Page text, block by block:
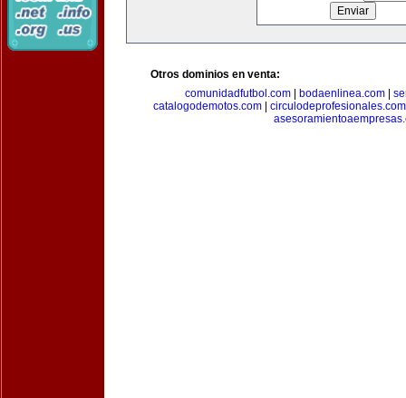
Otros dominios en venta:
comunidadfutbol.com
bodaenlinea.com
catalogodemotos.com
circulodeprofesionales.com